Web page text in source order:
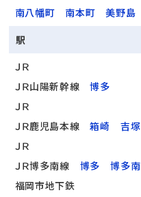
南八幡町
南本町 美野島
駅
ＪＲ
ＪＲ山陽新幹線
博多
ＪＲ
ＪＲ鹿児島本線
箱崎 吉塚
ＪＲ
ＪＲ博多南線
博多
博多南
福岡市地下鉄